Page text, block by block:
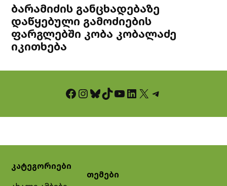
ბარამიძის განცხადებაზე
დაწყებული გამოძიების
ფარგლებში კობა კობალაძე
იკითხება
Facebook InstagramBluesky TikTok YouTube LinkedIn X Telegram
კატეგორიები
თემები